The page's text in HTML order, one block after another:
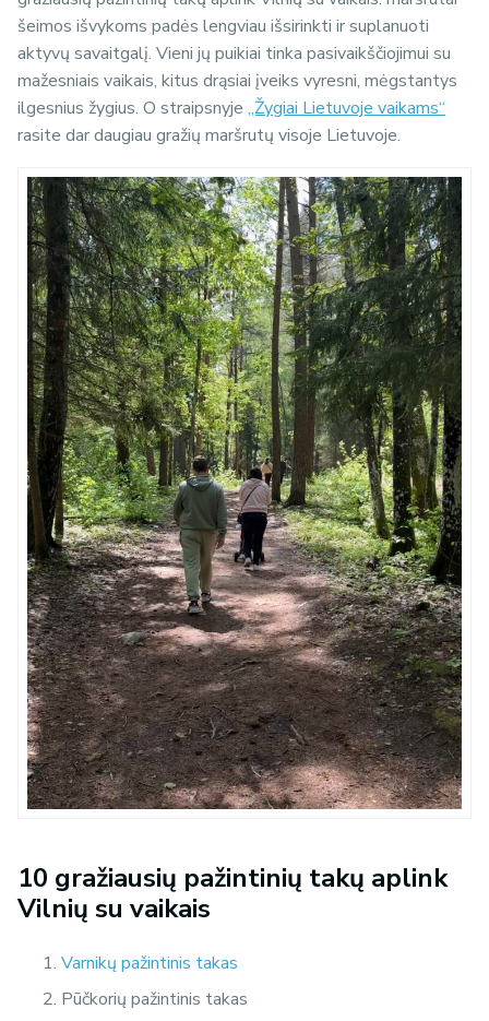
šeimos išvykoms padės lengviau išsirinkti ir suplanuoti
aktyvų savaitgalį. Vieni jų puikiai tinka pasivaikščiojimui su
mažesniais vaikais, kitus drąsiai įveiks vyresni, mėgstantys
ilgesnius žygius. O straipsnyje „Žygiai Lietuvoje vaikams“
rasite dar daugiau gražių maršrutų visoje Lietuvoje.
10 gražiausių pažintinių takų aplink
Vilnių su vaikais
Varnikų pažintinis takas
Pūčkorių pažintinis takas